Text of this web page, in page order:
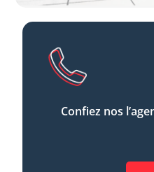
Confiez nos